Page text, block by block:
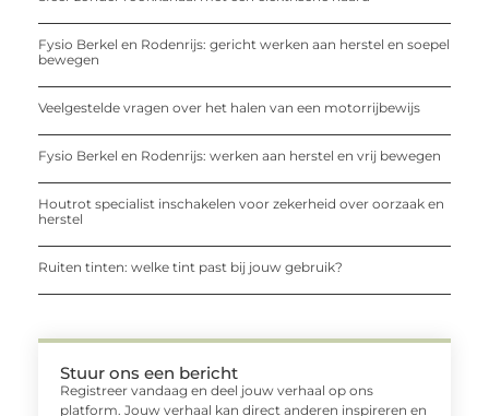
Fysio Berkel en Rodenrijs: gericht werken aan herstel en soepel
bewegen
Veelgestelde vragen over het halen van een motorrijbewijs
Fysio Berkel en Rodenrijs: werken aan herstel en vrij bewegen
Houtrot specialist inschakelen voor zekerheid over oorzaak en
herstel
Ruiten tinten: welke tint past bij jouw gebruik?
Stuur ons een bericht
Registreer vandaag en deel jouw verhaal op ons
platform. Jouw verhaal kan direct anderen inspireren en